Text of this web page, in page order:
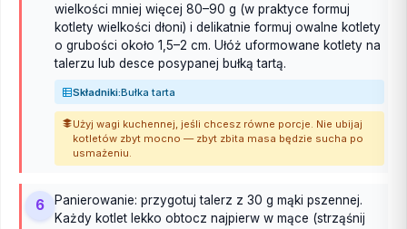
wielkości mniej więcej 80–90 g (w praktyce formuj
kotlety wielkości dłoni) i delikatnie formuj owalne kotlety
o grubości około 1,5–2 cm. Ułóż uformowane kotlety na
talerzu lub desce posypanej bułką tartą.
Składniki:Bułka tarta
Użyj wagi kuchennej, jeśli chcesz równe porcje. Nie ubijaj
kotletów zbyt mocno — zbyt zbita masa będzie sucha po
usmażeniu.
6
Panierowanie: przygotuj talerz z 30 g mąki pszennej.
Każdy kotlet lekko obtocz najpierw w mące (strząśnij